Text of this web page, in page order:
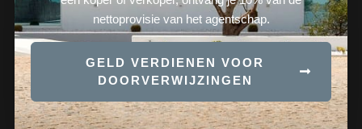
nettoprovisie van het agentschap.
GELD VERDIENEN VOOR
DOORVERWIJZINGEN